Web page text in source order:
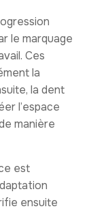
le marquage
Ces
la
la dent
l’espace
manière
est
ensuite